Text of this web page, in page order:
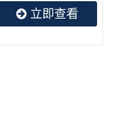
立即查看